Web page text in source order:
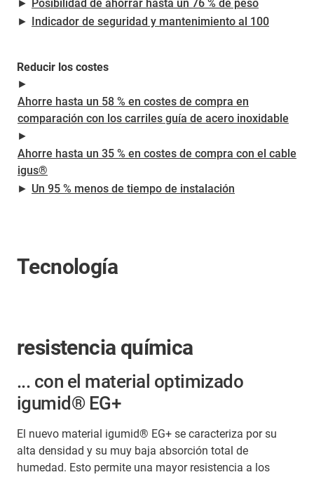
► Posibilidad de ahorrar hasta un 76 % de peso
► Indicador de seguridad y mantenimiento al 100
Reducir los costes
►
Ahorre hasta un 58 % en costes de compra en
comparación con los carriles guía de acero inoxidable
►
Ahorre hasta un 35 % en costes de compra con el cable
igus®
► Un 95 % menos de tiempo de instalación
Tecnología
resistencia química
... con el material optimizado
igumid® EG+
El nuevo material igumid® EG+ se caracteriza por su
alta densidad y su muy baja absorción total de
humedad. Esto permite una mayor resistencia a los